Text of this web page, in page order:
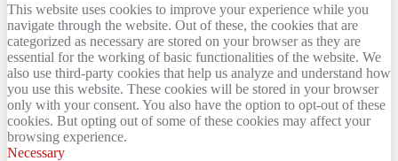
This website uses cookies to improve your experience while you
navigate through the website. Out of these, the cookies that are
categorized as necessary are stored on your browser as they are
essential for the working of basic functionalities of the website. We
also use third-party cookies that help us analyze and understand how
you use this website. These cookies will be stored in your browser
only with your consent. You also have the option to opt-out of these
cookies. But opting out of some of these cookies may affect your
browsing experience.
Necessary